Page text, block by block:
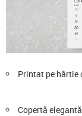
Printat pe hârtie
Copertă